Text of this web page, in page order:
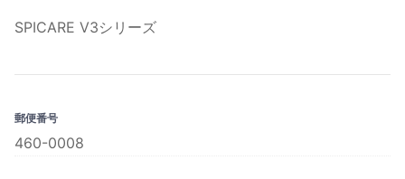
SPICARE V3シリーズ
郵便番号
460-0008